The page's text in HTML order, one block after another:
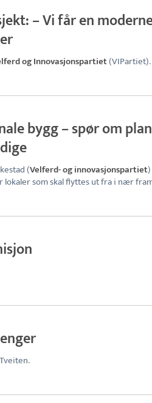
– Vi får en
og Innovasjonspartiet(VIPartiet).
bygg – spør om
(Velferd- og innovasjonspartiet
lokaler som skal flyttes ut fra i nær